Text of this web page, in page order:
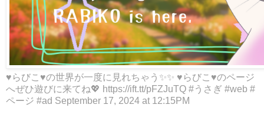
♥らびこ♥の世界が一度に見れちゃう✨✨ ♥らびこ♥のページ
へぜひ遊びに来てね💖 https://ift.tt/pFZJuTQ #うさぎ #web #
ページ #ad September 17, 2024 at 12:15PM